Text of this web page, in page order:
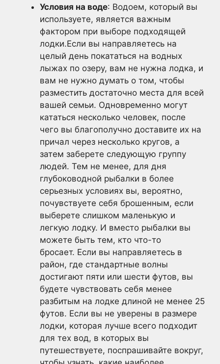
Условия на воде: Водоем, который вы
используете, является важным
фактором при выборе подходящей
лодки.Если вы направляетесь на
целый день покататься на водных
лыжах по озеру, вам не нужна лодка, и
вам не нужно думать о том, чтобы
разместить достаточно места для всей
вашей семьи. Одновременно могут
кататься несколько человек, после
чего вы благополучно доставите их на
причал через несколько кругов, а
затем заберете следующую группу
людей. Тем не менее, для дня
глубоководной рыбалки в более
серьезных условиях вы, вероятно,
почувствуете себя брошенным, если
выберете слишком маленькую и
легкую лодку. И вместо рыбалки вы
можете быть тем, кто что-то
бросает. Если вы направляетесь в
район, где стандартные волны
достигают пяти или шести футов, вы
будете чувствовать себя менее
разбитым на лодке длиной не менее 25
футов. Если вы не уверены в размере
лодки, которая лучше всего подходит
для тех вод, в которых вы
путешествуете, поспрашивайте вокруг,